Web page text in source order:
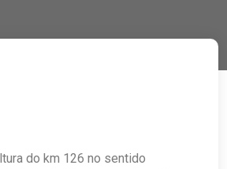
do km 126 no sentido